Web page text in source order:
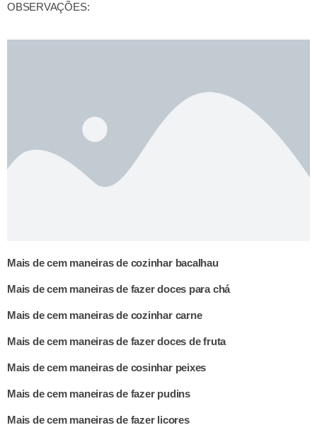
OBSERVAÇÕES:
Mais de cem maneiras de cozinhar bacalhau
Mais de cem maneiras de fazer doces para chá
Mais de cem maneiras de cozinhar carne
Mais de cem maneiras de fazer doces de fruta
Mais de cem maneiras de cosinhar peixes
Mais de cem maneiras de fazer pudins
Mais de cem maneiras de fazer licores